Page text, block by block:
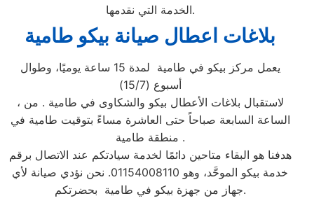
الخدمة التي نقدمها.
بلاغات اعطال صيانة بيكو طامية
يعمل مركز بيكو في طامية لمدة 15 ساعة يوميًا، وطوال
أسبوع (15/7)
، لاستقبال بلاغات الأعطال بيكو والشكاوى في طامية . من
الساعة السابعة صباحاً حتى العاشرة مساءً بتوقيت طامية في
منطقة طامية .
هدفنا هو البقاء متاحين دائمًا لخدمة سيادتكم عند الاتصال برقم
خدمة بيكو الموحَّد، وهو 01154008110. نحن نؤدي صيانة لأي
جهاز من جهزة بيكو في طامية بحضرتكم.